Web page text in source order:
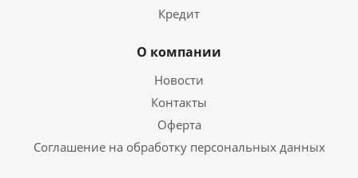
Кредит
О компании
Новости
Контакты
Оферта
Соглашение на обработку персональных данных